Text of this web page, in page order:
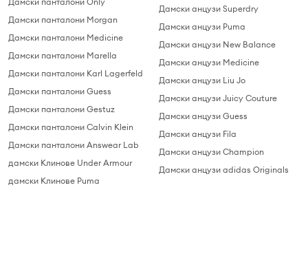
Дамски панталони Morgan
Дамски панталони Medicine
Дамски панталони Marella
Дамски панталони Karl Lagerfeld
Дамски панталони Guess
Дамски панталони Gestuz
Дамски панталони Calvin Klein
Дамски панталони Answear Lab
дамски Клинове Under Armour
дамски Клинове Puma
Дамски анцузи Superdry
Дамски анцузи Puma
Дамски анцузи New Balance
Дамски анцузи Medicine
Дамски анцузи Liu Jo
Дамски анцузи Juicy Couture
Дамски анцузи Guess
Дамски анцузи Fila
Дамски анцузи Champion
Дамски анцузи adidas Originals